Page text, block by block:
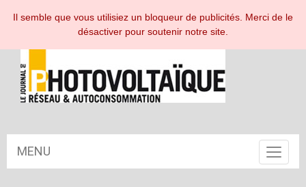
ESPACE ABONNÉ
MENU
Toggle
Il semble que vous utilisiez un bloqueur de publicités. Merci de le
désactiver pour soutenir notre site.